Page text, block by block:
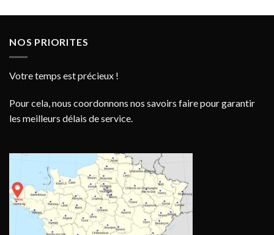
NOS PRIORITES
Votre temps est précieux !
Pour cela, nous coordonnons nos savoirs faire pour garantir
les meilleurs délais de service.